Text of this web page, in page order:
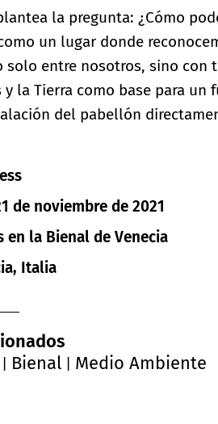
la pregunta: ¿Cómo
un lugar donde
solo entre nosotros, sino con
y la Tierra como base para
del pabellón
de noviembre de 2021
en la Bienal de Venecia
Italia
Bienal Medio Ambiente